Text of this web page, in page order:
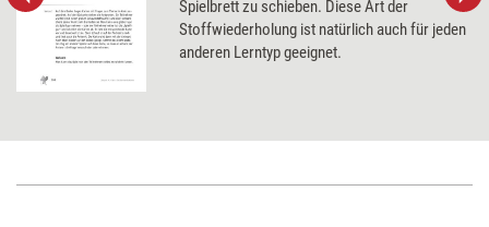
Spielbrett zu schieben. Diese Art der
Stoffwiederholung ist natürlich auch für jeden
anderen Lerntyp geeignet.